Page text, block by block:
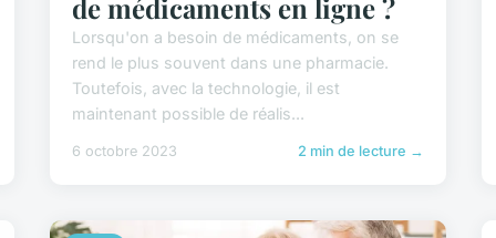
de médicaments en ligne ?
Lorsqu'on a besoin de médicaments, on se
rend le plus souvent dans une pharmacie.
Toutefois, avec la technologie, il est
maintenant possible de réalis...
6 octobre 2023 2 min de lecture →